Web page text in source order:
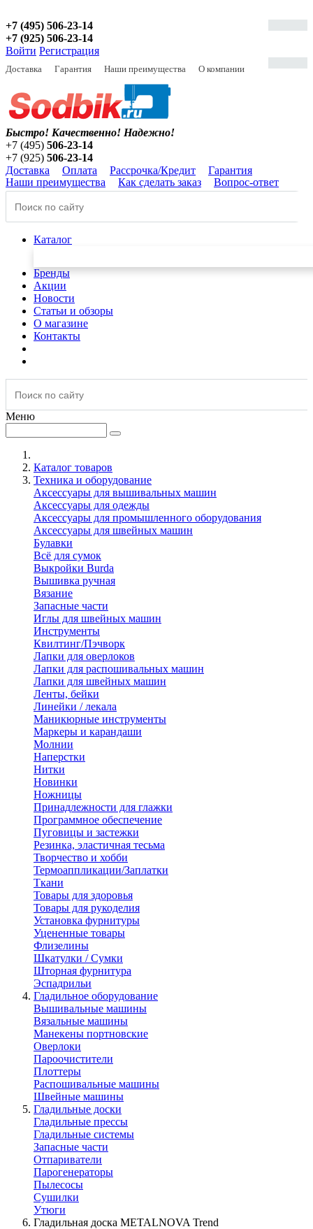
+7 (495) 506-23-14
+7 (925) 506-23-14
Войти Регистрация
Доставка Гарантия Наши преимущества О компании
Быстро! Качественно! Надежно!
+7 (495) 506-23-14
+7 (925) 506-23-14
Доставка
Оплата Рассрочка/Кредит
Гарантия
Наши преимущества
Как сделать заказ Вопрос-ответ
Каталог
Бренды
Акции
Новости
Статьи и обзоры
О магазине
Контакты
Меню
Каталог товаров
Техника и оборудование
Аксессуары для вышивальных машин
Аксессуары для одежды
Аксессуары для промышленного оборудования
Аксессуары для швейных машин
Булавки
Всё для сумок
Выкройки Burda
Вышивка ручная
Вязание
Запасные части
Иглы для швейных машин
Инструменты
Квилтинг/Пэчворк
Лапки для оверлоков
Лапки для распошивальных машин
Лапки для швейных машин
Ленты, бейки
Линейки / лекала
Маникюрные инструменты
Маркеры и карандаши
Молнии
Наперстки
Нитки
Новинки
Ножницы
Принадлежности для глажки
Программное обеспечение
Пуговицы и застежки
Резинка, эластичная тесьма
Творчество и хобби
Термоаппликации/Заплатки
Ткани
Товары для здоровья
Товары для рукоделия
Установка фурнитуры
Уцененные товары
Флизелины
Шкатулки / Сумки
Шторная фурнитура
Эспадрильи
Гладильное оборудование
Вышивальные машины
Вязальные машины
Манекены портновские
Оверлоки
Пароочистители
Плоттеры
Распошивальные машины
Швейные машины
Гладильные доски
Гладильные прессы
Гладильные системы
Запасные части
Отпариватели
Парогенераторы
Пылесосы
Сушилки
Утюги
Гладильная доска METALNOVA Trend